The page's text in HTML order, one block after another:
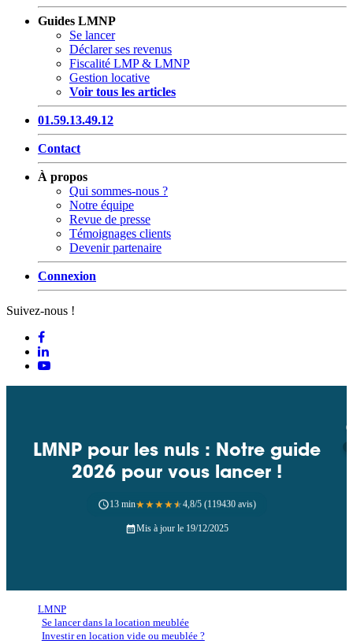
Guides LMNP
Se lancer
Déclarer ses revenus
Fiscalité LMP & LMNP
Gestion locative
Voir tous les articles
01.59.13.49.12
Contact
À propos
Qui sommes-nous ?
Notre équipe
Revue de presse
Témoignages clients
Devenir partenaire
Connexion
Suivez-nous !
LMNP pour les nuls : Notre guide
2026 pour vous lancer !
13 min★★★★★4,8/5 (119430 avis)
Mis à jour le 19/12/2025
LMNP
Se lancer dans la location meublée
Investir en location vide ou meublée ?